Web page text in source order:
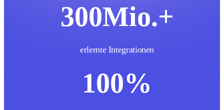
300Mio.+
erlernte Integrationen
100%